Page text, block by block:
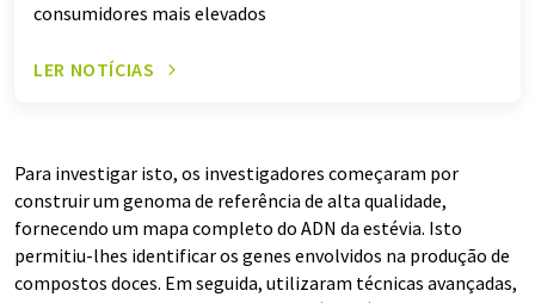
consumidores mais elevados
LER NOTÍCIAS
Para investigar isto, os investigadores começaram por
construir um genoma de referência de alta qualidade,
fornecendo um mapa completo do ADN da estévia. Isto
permitiu-lhes identificar os genes envolvidos na produção de
compostos doces. Em seguida, utilizaram técnicas avançadas,